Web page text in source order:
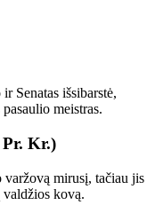
Senatas išsibarstė,
meistras.
Kr.)
varžovą mirusį, tačiau jis
valdžios kovą.